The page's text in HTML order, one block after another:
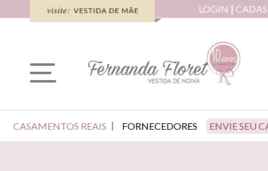
LOGIN
CASAMENTOS REAIS FORNECEDORES ENVIE SEU